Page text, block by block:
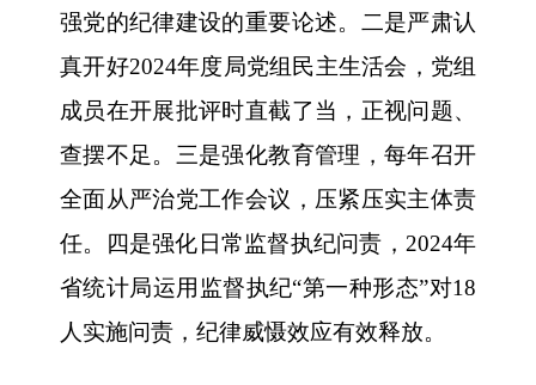
强党的纪律建设的重要论述。二是严肃认
真开好2024年度局党组民主生活会，党组
成员在开展批评时直截了当，正视问题、
查摆不足。三是强化教育管理，每年召开
全面从严治党工作会议，压紧压实主体责
任。四是强化日常监督执纪问责，2024年
省统计局运用监督执纪“第一种形态”对18
人实施问责，纪律威慑效应有效释放。